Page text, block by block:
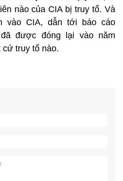
nào của CIA bị truy tố. Và
vào CIA, dẫn tới báo cáo
được đóng lại vào năm
cứ truy tố nào.